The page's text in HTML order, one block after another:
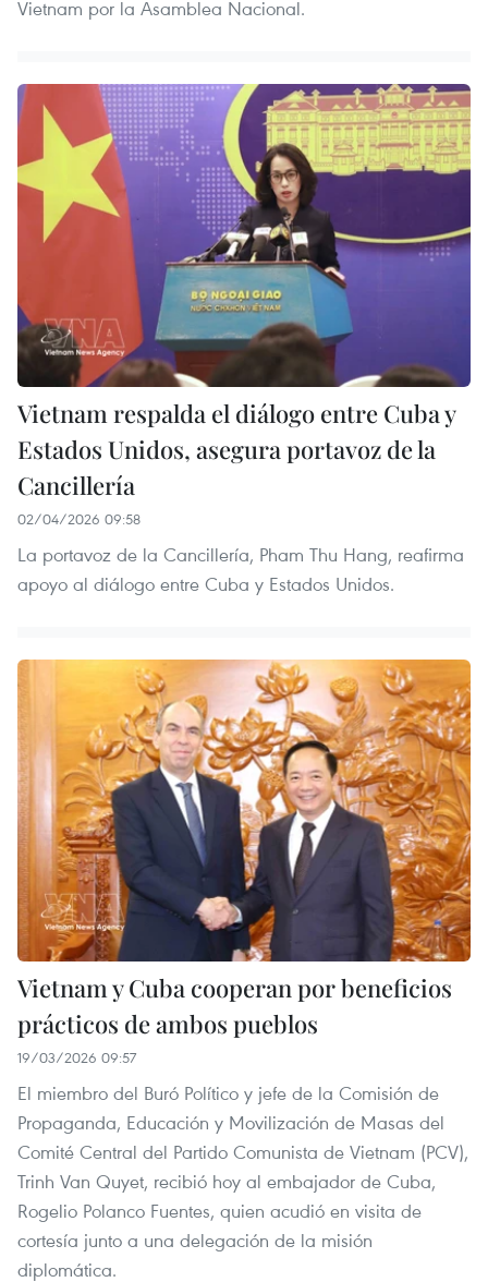
Vietnam por la Asamblea Nacional.
Vietnam respalda el diálogo entre Cuba y
Estados Unidos, asegura portavoz de la
Cancillería
02/04/2026 09:58
La portavoz de la Cancillería, Pham Thu Hang, reafirma
apoyo al diálogo entre Cuba y Estados Unidos.
Vietnam y Cuba cooperan por beneficios
prácticos de ambos pueblos
19/03/2026 09:57
El miembro del Buró Político y jefe de la Comisión de
Propaganda, Educación y Movilización de Masas del
Comité Central del Partido Comunista de Vietnam (PCV),
Trinh Van Quyet, recibió hoy al embajador de Cuba,
Rogelio Polanco Fuentes, quien acudió en visita de
cortesía junto a una delegación de la misión
diplomática.